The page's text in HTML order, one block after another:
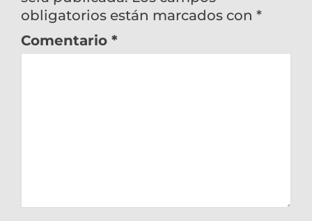
obligatorios están marcados con *
Comentario *